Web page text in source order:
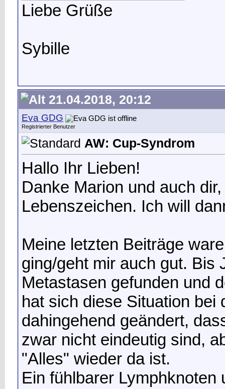
Liebe Grüße
Sybille
21.04.2018, 20:12
Eva GDG
Registrierter Benutzer
AW: Cup-Syndrom
Hallo Ihr Lieben!
Danke Marion und auch
Lebenszeichen. Ich will
Meine letzten Beiträge
ging/geht mir auch gut. Bis
Metastasen gefunden und
hat sich diese Situation bei
dahingehend geändert,
zwar nicht eindeutig sind,
"Alles" wieder da ist.
Ein fühlbarer